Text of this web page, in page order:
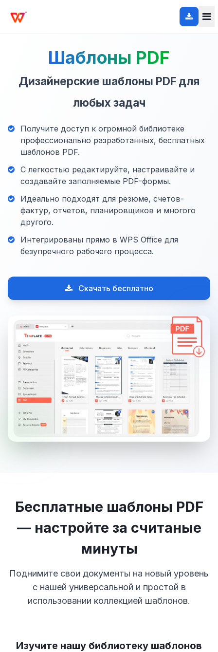
Шаблоны PDF
Дизайнерские шаблоны PDF для
любых задач
Получите доступ к огромной библиотеке
профессионально разработанных, бесплатных
шаблонов PDF.
С легкостью редактируйте, настраивайте и
создавайте заполняемые PDF-формы.
Идеально подходят для резюме, счетов-
фактур, отчетов, планировщиков и многого
другого.
Интегрированы прямо в WPS Office для
безупречного рабочего процесса.
Скачать бесплатно
Бесплатные шаблоны PDF
— настройте за считаные
минуты
Поднимите свои документы на новый уровень
с нашей универсальной и простой в
использовании коллекцией шаблонов.
Изучите нашу библиотеку шаблонов